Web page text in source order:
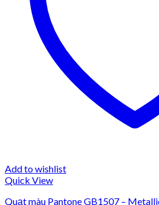
Add to wishlist
Quick View
Quạt màu Pantone GB1507 –